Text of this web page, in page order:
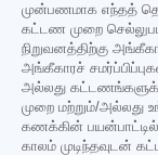
முன்பணமாக எந்தத்
கட்டண முறை
நிறுவனத்திற்கு
அங்கீகாரச்
அல்லது
முறை மற்றும்/அல்லது
கணக்கின்
காலம் முடிந்தவுடன்